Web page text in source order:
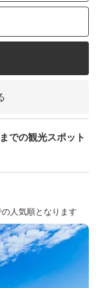
での観光スポット
人気順となります